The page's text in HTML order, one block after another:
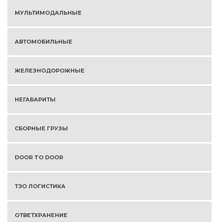
МУЛЬТИМОДАЛЬНЫЕ
АВТОМОБИЛЬНЫЕ
ЖЕЛЕЗНОДОРОЖНЫЕ
НЕГАБАРИТЫ
СБОРНЫЕ ГРУЗЫ
DOOR TO DOOR
ТЭО ЛОГИСТИКА
ОТВЕТХРАНЕНИЕ